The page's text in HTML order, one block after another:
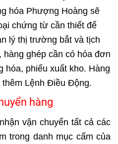
hóa Phượng Hoàng sẽ
chứng từ cần thiết để
lý thị trường bắt và tịch
ghép cần có hóa đơn
hóa, phiếu xuất kho. Hàng
Lệnh Điều Động.
hàng
vận chuyển tất cả các
trong danh mục cấm của